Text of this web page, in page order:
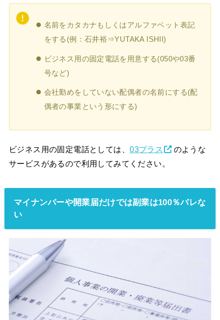
名前をカタカナもしくはアルファベット表記
をする(例：石井裕⇒YUTAKA ISHII)
ビジネス用の固定電話を用意する(050や03番
号など)
会社勤めをしていない配偶者の名前にする(配
偶者の事業という形にする)
ビジネス用の固定電話としては、03プラス
のような
サービスがあるので利用してみてください。
マイナンバーや開業届だけでは副業は100％バレな
い